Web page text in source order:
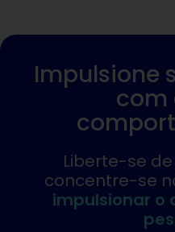
Impulsione
com
Liberte-se
concentre-se
impulsionar o